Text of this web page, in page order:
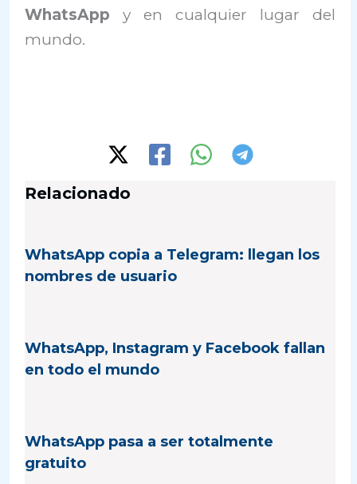
WhatsApp y en cualquier lugar del
mundo.
Relacionado
WhatsApp copia a Telegram: llegan los
nombres de usuario
WhatsApp, Instagram y Facebook fallan
en todo el mundo
WhatsApp pasa a ser totalmente
gratuito